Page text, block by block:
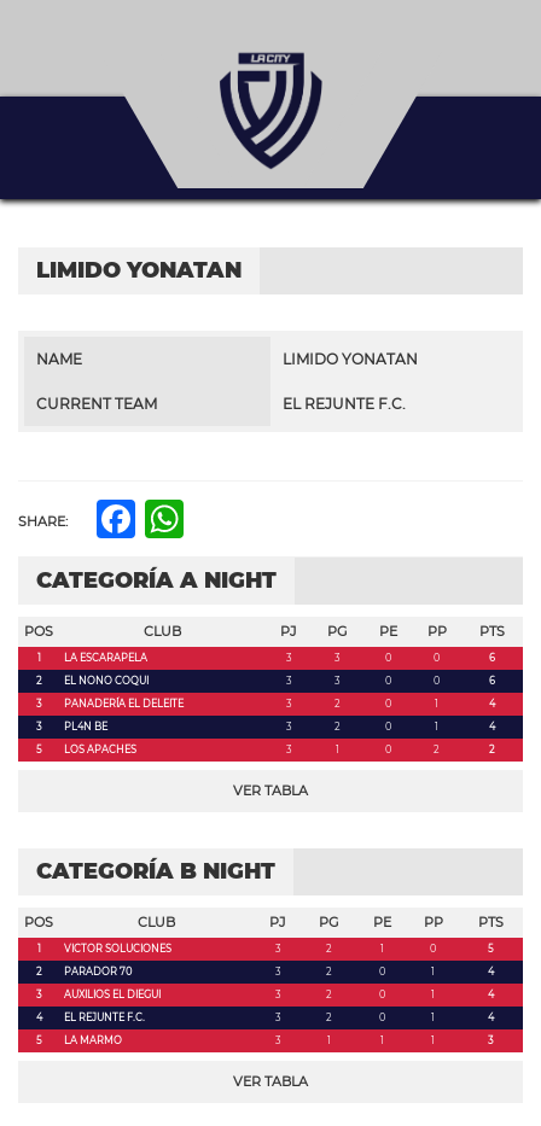
LIMIDO YONATAN
NAME LIMIDO YONATAN
CURRENT TEAM EL REJUNTE F.C.
SHARE: Facebook
CATEGORÍA A NIGHT
POS CLUB PJ PG PE PP PTS
1 LA ESCARAPELA 3 3 0 0
6
2
EL NONO COQUI 3 3 0 0
6
3
PANADERÍA EL DELEITE 3 2 0 1
4
3
PL4N BE 3 2 0 1
4
5
LOS APACHES 3 1 0 2 2
VER TABLA
CATEGORÍA B NIGHT
POS CLUB PJ PG PE PP PTS
1 VICTOR SOLUCIONES 3 2 1 0
5
2
PARADOR 70 3 2 0 1
4
3
AUXILIOS EL DIEGUI 3 2 0 1
4
4
EL REJUNTE F.C. 3 2 0 1
4
5
LA MARMO 3 1 1 1 3
VER TABLA